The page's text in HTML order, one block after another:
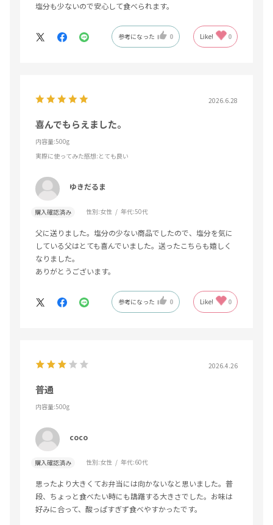
塩分も少ないので安心して食べられます。
参考になった 0 Like! 0
2026.6.28
喜んでもらえました。
内容量:500g
実際に使ってみた感想:とても良い
ゆきだるま
購入確認済み 性別:女性 年代:50代
父に送りました。塩分の少ない商品でしたので、塩分を気に
している父はとても喜んでいました。送ったこちらも嬉しく
なりました。
ありがとうございます。
参考になった 0 Like! 0
2026.4.26
普通
内容量:500g
coco
購入確認済み 性別:女性 年代:60代
思ったより大きくてお弁当には向かないなと思いました。普
段、ちょっと食べたい時にも躊躇する大きさでした。お味は
好みに合って、酸っぱすぎず食べやすかったです。